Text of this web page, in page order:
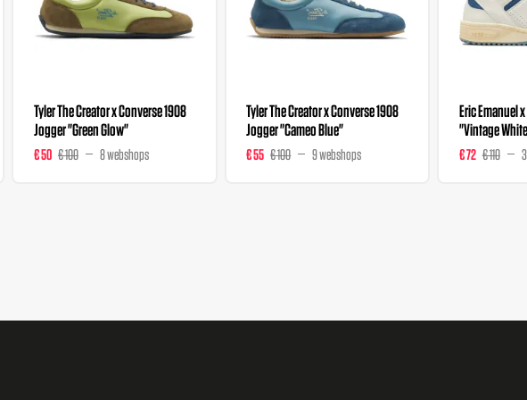
Tyler The Creator x Converse 1908
Jogger "Green Glow"
€ 50 € 100 8 webshops
Tyler The Creator x Converse 1908
Jogger "Cameo Blue"
€ 55 € 100 9 webshops
Eric Emanuel
"Vintage
€ 72 € 110